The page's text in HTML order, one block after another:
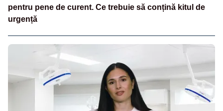
pentru pene de curent. Ce trebuie să conțină kitul de
urgență